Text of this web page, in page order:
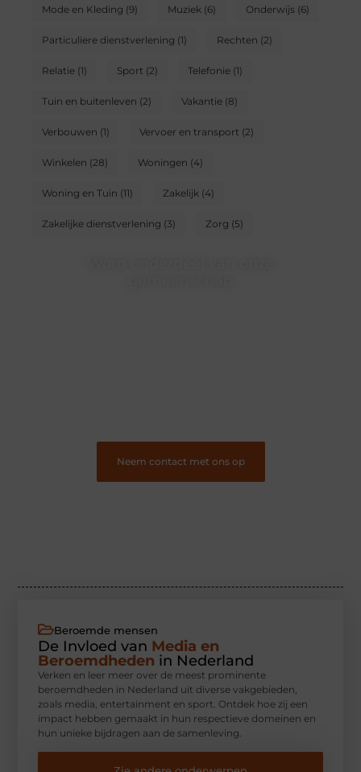
Mode en Kleding (9) Muziek (6) Onderwijs(6)
Particuliere dienstverlening (1) Rechten (2)
Relatie(1) Sport (2) Telefonie(1)
Tuin en buitenleven (2) Vakantie(8)
Verbouwen (1) Vervoer en transport (2)
Winkelen (28) Woningen (4)
Woning en Tuin (11) Zakelijk (4)
Zakelijke dienstverlening (3) Zorg (5)
Neem contact met ons op
Beroemde mensen
De Invloed van Media en
Beroemdheden in Nederland
Verken en leer meer over de meest prominente
beroemdheden in Nederland uit diverse vakgebieden,
zoals media, entertainment en sport. Ontdek hoe zij een
impact hebben gemaakt in hun respectieve domeinen en
hun unieke bijdragen aan de samenleving.